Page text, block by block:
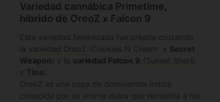
Variedad cannábica Primetime,
híbrido de OreoZ x Falcon 9
Esta variedad feminizada fue creada cruzando
la variedad OreoZ (Cookies N Cream x Secret
Weapon) y la variedad Falcon 9 ( Sunset Sherb
x Tina).
OreoZ es una cepa de dominancia índica
conocida por su aroma dulce que recuerda a las